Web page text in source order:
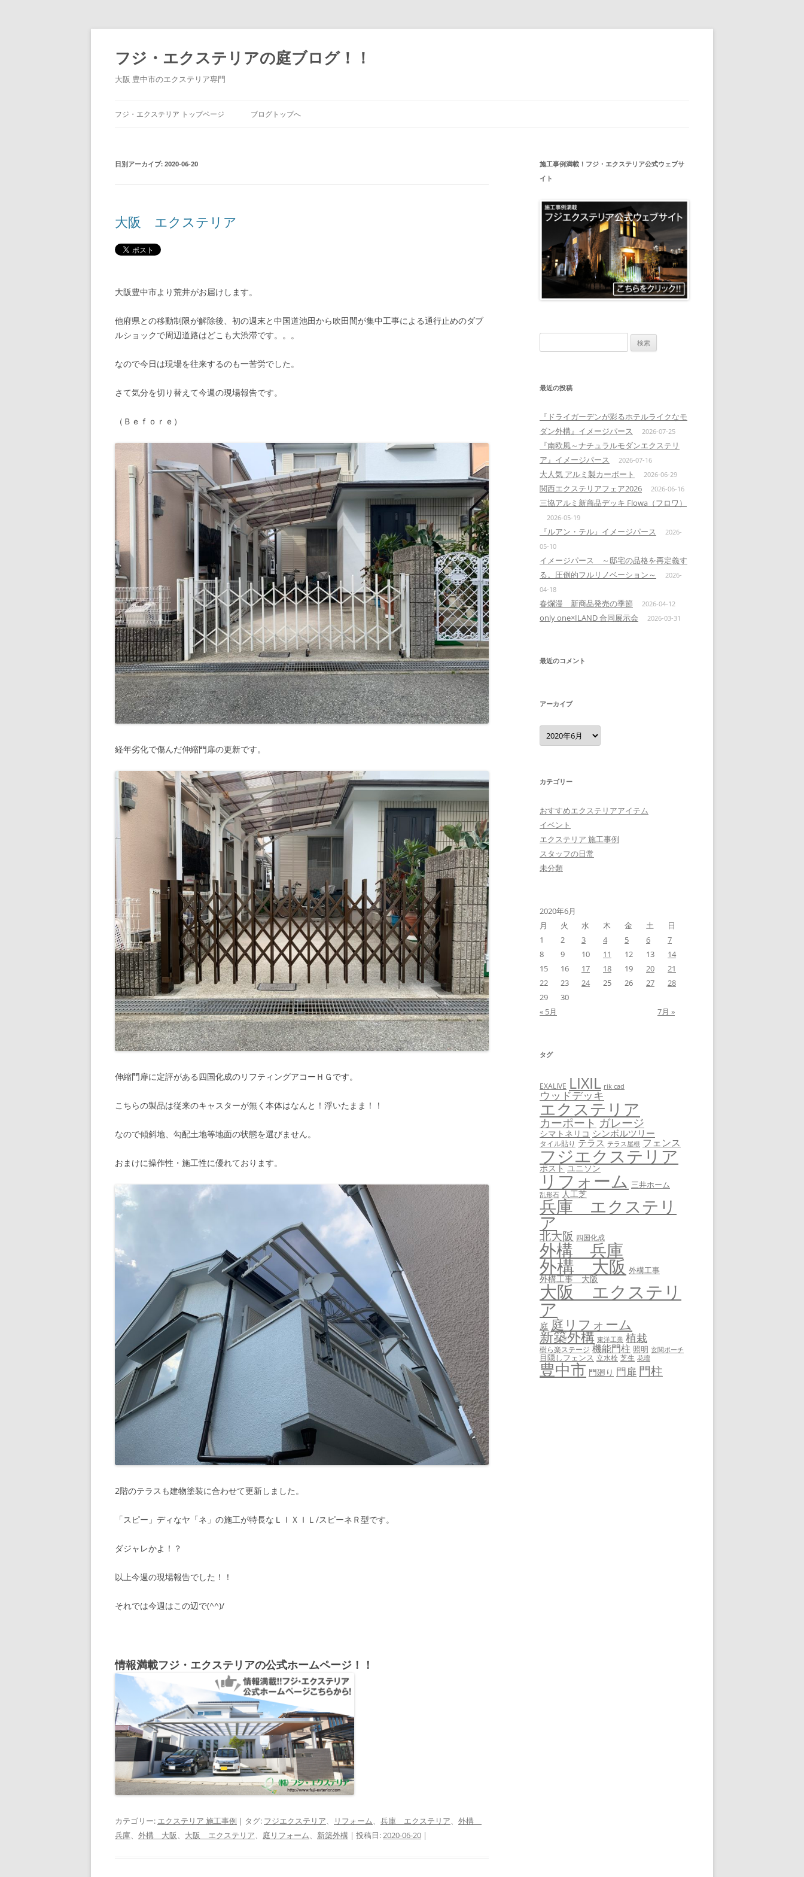
コ
ン
ツ
へ
ス
フジ・エクステリアの庭ブログ！！
大阪 豊中市のエクステリア専門
フジ・エクステリア トップページ ブログトップへ
日別アーカイブ: 2020-06-20
大阪 エクステリア
大阪豊中市より荒井がお届けします。
他府県との移動制限が解除後、初の週末と中国道池田から吹田間が集中工事による通行止めのダブ
ルショックで周辺道路はどこも大渋滞です。。。
なので今日は現場を往来するのも一苦労でした。
さて気分を切り替えて今週の現場報告です。
（Ｂｅｆｏｒｅ）
経年劣化で傷んだ伸縮門扉の更新です。
伸縮門扉に定評がある四国化成のリフティングアコーＨＧです。
こちらの製品は従来のキャスターが無く本体はなんと！浮いたまま！！
なので傾斜地、勾配土地等地面の状態を選びません。
おまけに操作性・施工性に優れております。
2階のテラスも建物塗装に合わせて更新しました。
「スピー」ディなヤ「ネ」の施工が特長なＬＩＸＩＬ/スピーネＲ型です。
ダジャレかよ！？
以上今週の現場報告でした！！
それでは今週はこの辺で(^^)/
情報満載フジ・エクステリアの公式ホームページ！！
カテゴリー: エクステリア 施工事例 | タグ: フジエクステリア、 リフォーム、 兵庫 エクステリア、 外構
兵庫、 外構 大阪、 大阪 エクステリア、 庭リフォーム、 新築外構 | 投稿日:2020-06-20 |
施工事例満載！フジ・エクステリア公式ウェブサ
イト
索:
最近の投稿
『ドライガーデンが彩るホテルライクなモ
ダン外構』イメージパース
2026-07-25
『南欧風～ナチュラルモダンエクステリ
ア』イメージパース
2026-07-16
大人気 アルミ製カーポート 2026-06-29
関西エクステリアフェア2026 2026-06-16
三協アルミ新商品デッキ Flowa（フロワ）
2026-05-19
『ルアン・テル』イメージパース
2026-
05-10
イメージパース ～邸宅の品格を再定義す
る。圧倒的フルリノベーション～
2026-
04-18
春爛漫 新商品発売の季節 2026-04-12
only one×ILAND 合同展示会 2026-03-31
最近のコメント
アーカイブ
ア
ー
カ
カテゴリー
おすすめエクステリアアイテム
イベント
エクステリア 施工事例
スタッフの日常
未分類
2020年6月
月
火 水 木 金 土
日
1
2 3 4 5 6
7
8
9 10 11 12 13
14
15
16 17 18 19 20
21
22
23 24 25 26 27
28
29
30
« 5月
7月 »
タグ
EXALIVE LIXIL rik cad
ウッドデッキ
エクステリア
カーポートガレージ
シマトネリコ シンボルツリー
タイル貼り テラス テラス屋根 フェンス
フジエクステリア
ポスト ユニソン
リフォーム 三井ホーム
乱形石 人工芝
兵庫 エクステリ
ア
北大阪 四国化成
外構 兵庫
外構 大阪 外構工事
外構工事 大阪
大阪 エクステリ
ア
庭 庭リフォーム
新築外構 東洋工業 植栽
樹ら楽ステージ 機能門柱 照明 玄関ポーチ
目隠しフェンス 立水栓 芝生 花壇
豊中市 門廻り 門扉 門柱